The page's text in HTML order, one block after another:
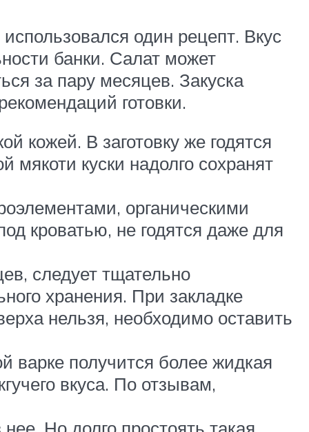
один рецепт. Вкус
банки. Салат может
за пару месяцев. Закуска
готовки.
кожей. В заготовку же годятся
мякоти куски надолго сохранят
органическими
кроватью, не годятся даже для
следует тщательно
хранения. При закладке
нельзя, необходимо оставить
варке получится более жидкая
вкуса. По отзывам,